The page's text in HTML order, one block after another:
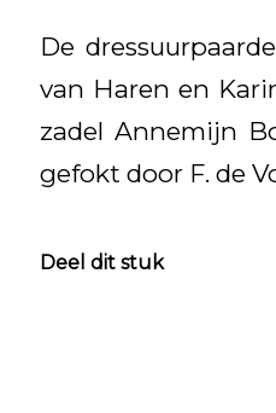
De
van Haren en
zadel Annemijn
gefokt door F. de
Deel dit stuk